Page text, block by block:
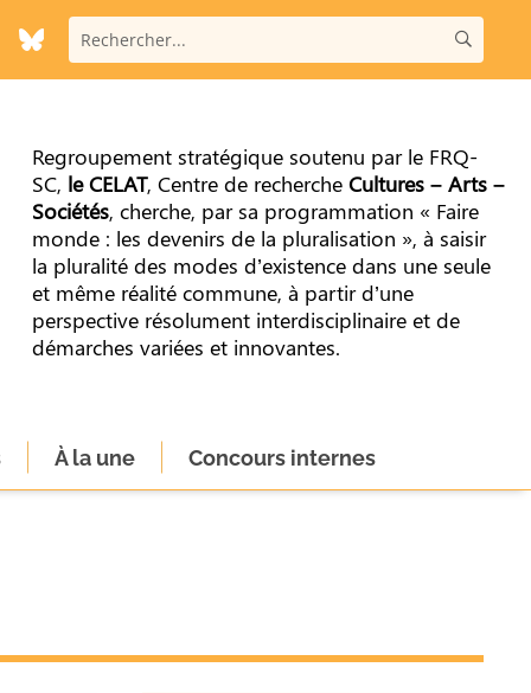
Regroupement stratégique soutenu par le FRQ-
SC, le CELAT, Centre de recherche Cultures – Arts –
Sociétés, cherche, par sa programmation « Faire
monde : les devenirs de la pluralisation », à saisir
la pluralité des modes d’existence dans une seule
et même réalité commune, à partir d’une
perspective résolument interdisciplinaire et de
démarches variées et innovantes.
À la une Concours internes